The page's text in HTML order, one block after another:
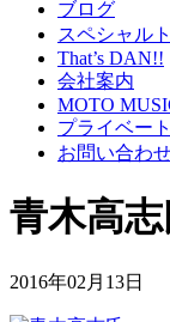
ブログ
スペシャル
That’s DAN!!
会社案内
MOTO
プライベー
お問い合わ
青木高
2016年02月13日